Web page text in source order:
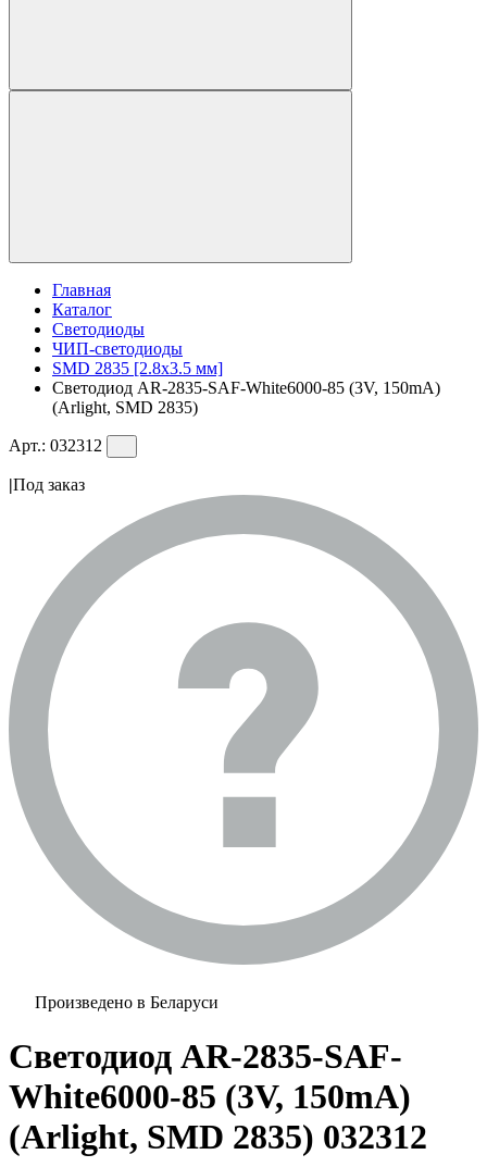
Главная
Каталог
Светодиоды
ЧИП-светодиоды
SMD 2835 [2.8x3.5 мм]
Светодиод AR-2835-SAF-White6000-85 (3V, 150mA)
(Arlight, SMD 2835)
Арт.: 032312
|Под заказ
Произведено в Беларуси
Светодиод AR-2835-SAF-
White6000-85 (3V, 150mA)
(Arlight, SMD 2835) 032312